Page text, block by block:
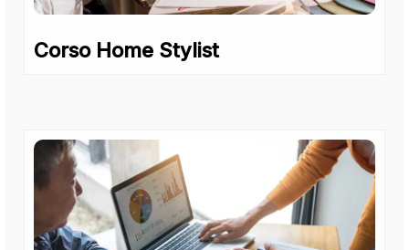
Corso Home Stylist